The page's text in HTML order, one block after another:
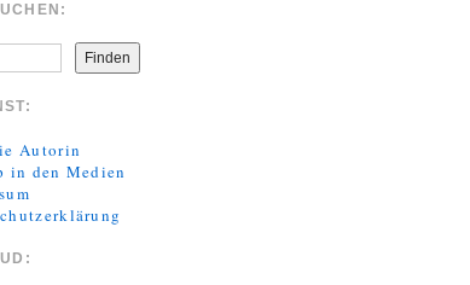
Finden
Autorin
in den Medien